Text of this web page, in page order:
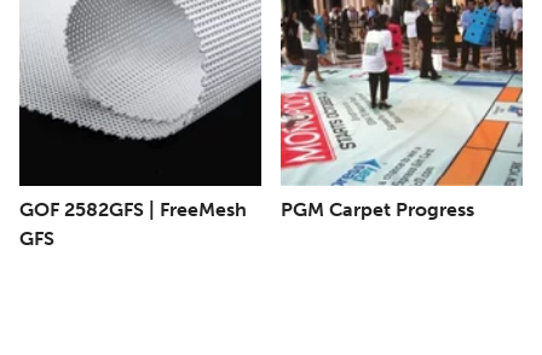
GOF 2582GFS | FreeMesh
GFS
PGM Carpet Progress